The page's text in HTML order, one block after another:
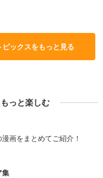
ックスをもっと見る
っと楽しむ
画をまとめてご紹介！
集